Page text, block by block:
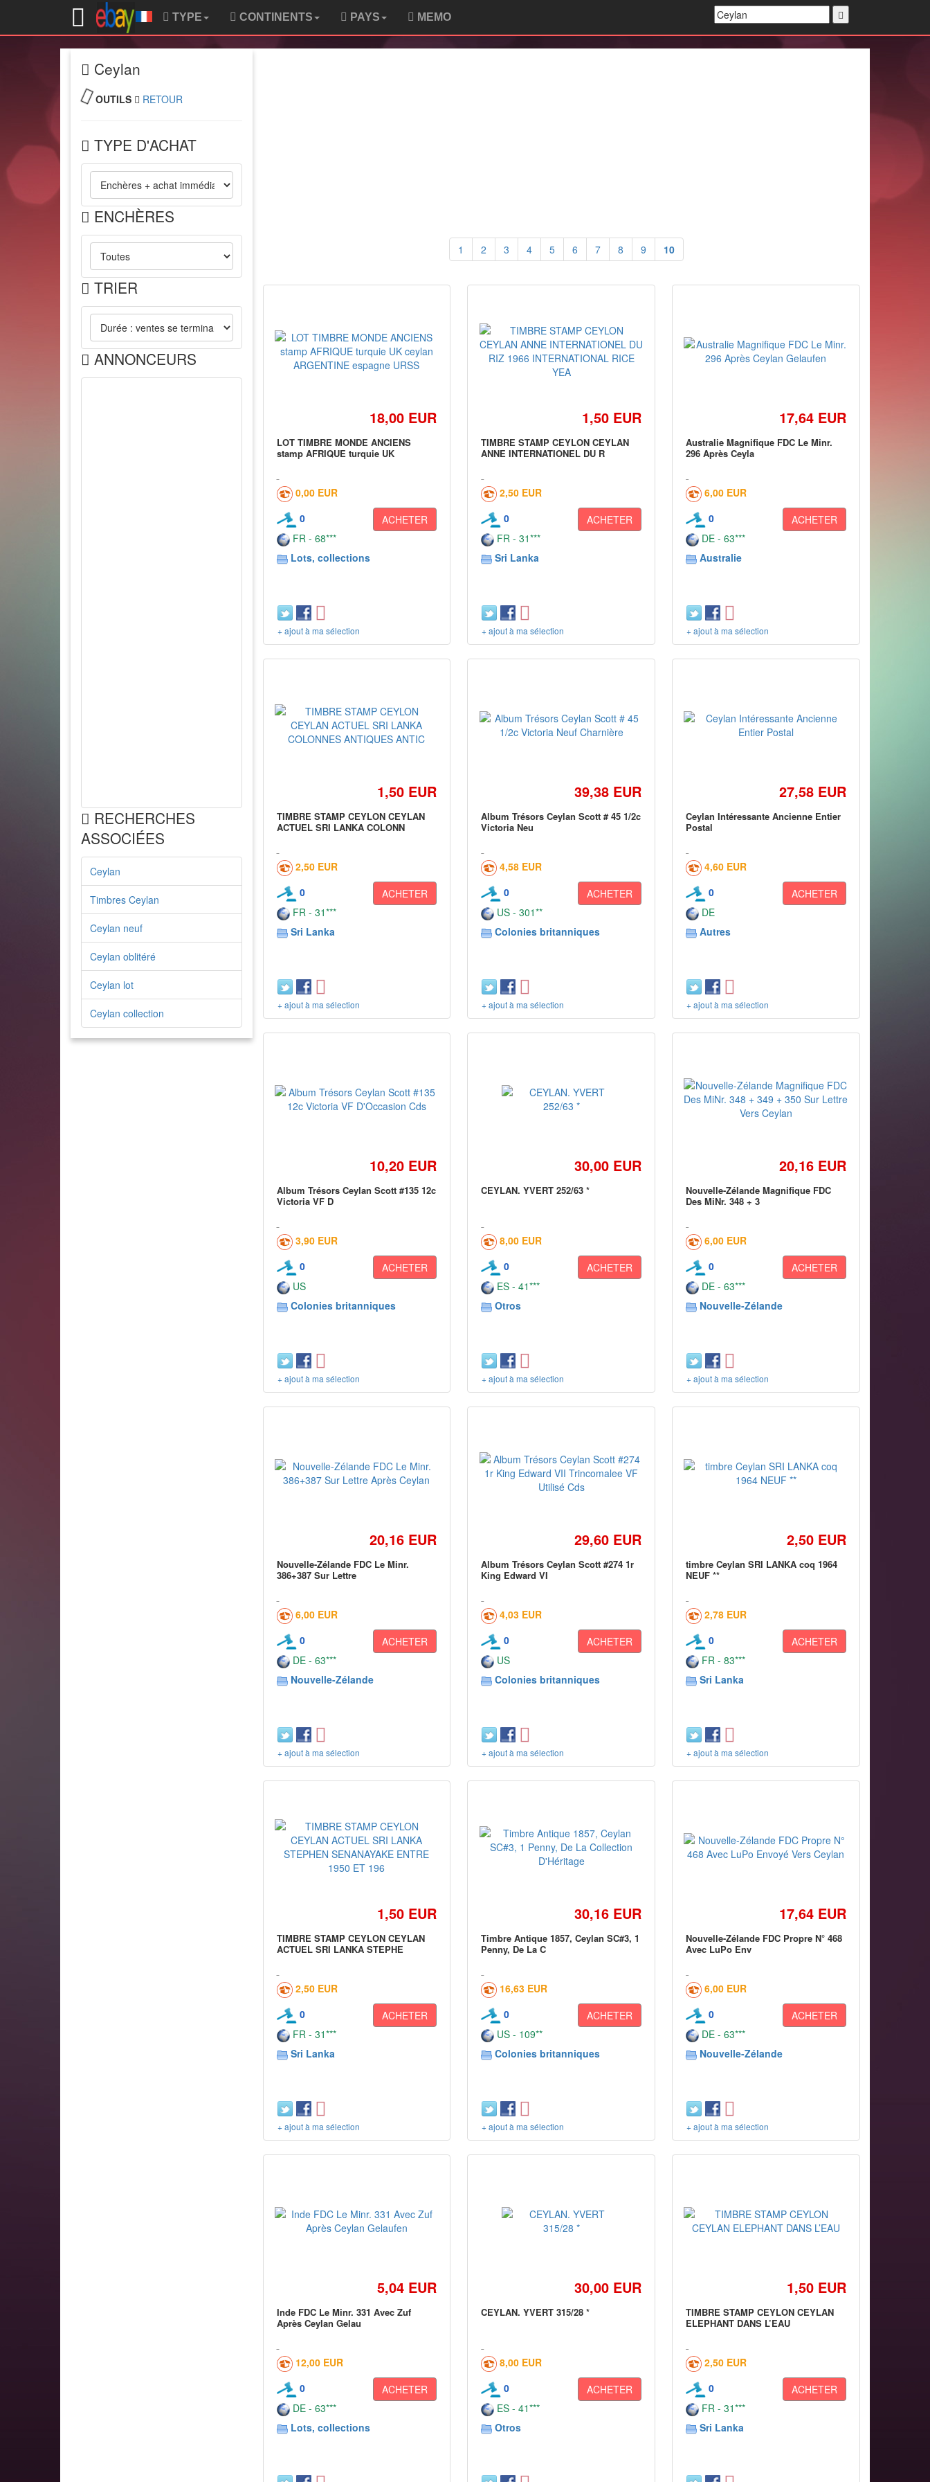
TYPE CONTINENTS PAYS MEMO
Ceylan
OUTILS RETOUR
TYPE D'ACHAT
ENCHÈRES
TRIER
ANNONCEURS
RECHERCHES
ASSOCIÉES
Ceylan
Timbres Ceylan
Ceylan neuf
Ceylan oblitéré
Ceylan lot
Ceylan collection
1 2 3 4 5 6 7 8 9 10
18,00 EUR
LOT TIMBRE MONDE ANCIENS
stamp AFRIQUE turquie UK
0,00 EUR
0
ACHETER
FR - 68***
Lots, collections
+ ajout à ma sélection
1,50 EUR
TIMBRE STAMP CEYLON CEYLAN
ANNE INTERNATIONEL DU R
2,50 EUR
0
ACHETER
FR - 31***
Sri Lanka
+ ajout à ma sélection
17,64 EUR
Australie Magnifique FDC Le Minr.
296 Après Ceyla
6,00 EUR
0
ACHETER
DE - 63***
Australie
+ ajout à ma sélection
1,50 EUR
TIMBRE STAMP CEYLON CEYLAN
ACTUEL SRI LANKA COLONN
2,50 EUR
0
ACHETER
FR - 31***
Sri Lanka
+ ajout à ma sélection
39,38 EUR
Album Trésors Ceylan Scott # 45 1/2c
Victoria Neu
4,58 EUR
0
ACHETER
US - 301**
Colonies britanniques
+ ajout à ma sélection
27,58 EUR
Ceylan Intéressante Ancienne Entier
Postal
4,60 EUR
0
ACHETER
DE
Autres
+ ajout à ma sélection
10,20 EUR
Album Trésors Ceylan Scott #135 12c
Victoria VF D
3,90 EUR
0
ACHETER
US
Colonies britanniques
+ ajout à ma sélection
30,00 EUR
CEYLAN. YVERT 252/63 *
8,00 EUR
0
ACHETER
ES - 41***
Otros
+ ajout à ma sélection
20,16 EUR
Nouvelle-Zélande Magnifique FDC
Des MiNr. 348 + 3
6,00 EUR
0
ACHETER
DE - 63***
Nouvelle-Zélande
+ ajout à ma sélection
20,16 EUR
Nouvelle-Zélande FDC Le Minr.
386+387 Sur Lettre
6,00 EUR
0
ACHETER
DE - 63***
Nouvelle-Zélande
+ ajout à ma sélection
29,60 EUR
Album Trésors Ceylan Scott #274 1r
King Edward VI
4,03 EUR
0
ACHETER
US
Colonies britanniques
+ ajout à ma sélection
2,50 EUR
timbre Ceylan SRI LANKA coq 1964
NEUF **
2,78 EUR
0
ACHETER
FR - 83***
Sri Lanka
+ ajout à ma sélection
1,50 EUR
TIMBRE STAMP CEYLON CEYLAN
ACTUEL SRI LANKA STEPHE
2,50 EUR
0
ACHETER
FR - 31***
Sri Lanka
+ ajout à ma sélection
30,16 EUR
Timbre Antique 1857, Ceylan SC#3, 1
Penny, De La C
16,63 EUR
0
ACHETER
US - 109**
Colonies britanniques
+ ajout à ma sélection
17,64 EUR
Nouvelle-Zélande FDC Propre N° 468
Avec LuPo Env
6,00 EUR
0
ACHETER
DE - 63***
Nouvelle-Zélande
+ ajout à ma sélection
5,04 EUR
Inde FDC Le Minr. 331 Avec Zuf
Après Ceylan Gelau
12,00 EUR
0
ACHETER
DE - 63***
Lots, collections
30,00 EUR
CEYLAN. YVERT 315/28 *
8,00 EUR
0
ACHETER
ES - 41***
Otros
1,50 EUR
TIMBRE STAMP CEYLON CEYLAN
ELEPHANT DANS L’EAU
2,50 EUR
0
ACHETER
FR - 31***
Sri Lanka